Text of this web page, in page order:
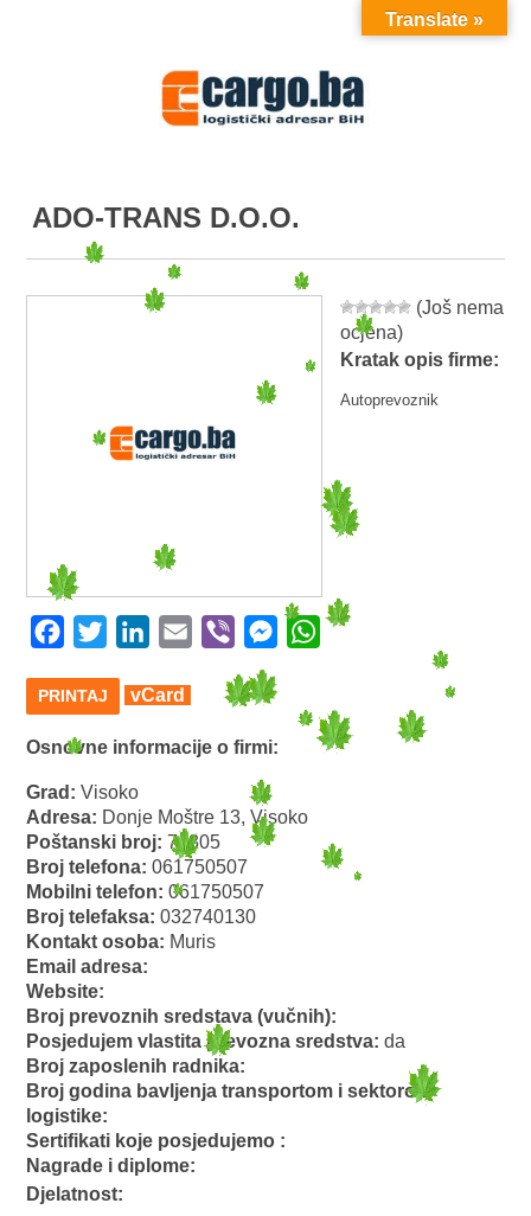
MENU
ADO-TRANS D.O.O.
(Još nema
ocjena)
Kratak opis firme:
Autoprevoznik
Facebook
Twitter LinkedIn
Email Viber MessengerWhatsApp
PRINTAJ vCard
Osnovne informacije o firmi:
Grad:Visoko
Adresa: Donje Moštre 13, Visoko
Poštanski broj:71305
Broj telefona:061750507
Mobilni telefon:061750507
Broj telefaksa:032740130
Kontakt osoba: Muris
Email adresa:
Website:
Broj prevoznih sredstava (vučnih):
Posjedujem vlastita prevozna sredstva:da
Broj zaposlenih radnika:
Broj godina bavljenja transportom i sektorom
logistike:
Sertifikati koje posjedujemo :
Nagrade i diplome:
Djelatnost:
Translate »